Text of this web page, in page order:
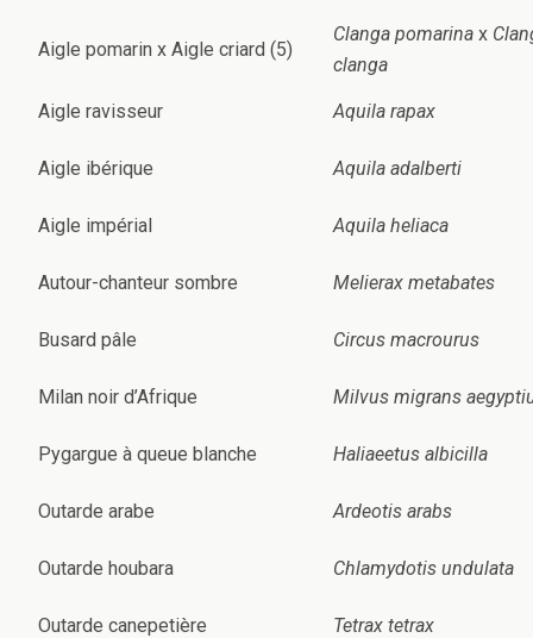
Aigle pomarin x Aigle criard (5)
Clanga pomarina x
clanga
Aigle ravisseur Aquila rapax
Aigle ibérique Aquila adalberti
Aigle impérial Aquila heliaca
Autour-chanteur sombre Melierax metabates
Busard pâle Circus macrourus
Milan noir d’Afrique Milvus migrans
Pygargue à queue blanche Haliaeetus albicilla
Outarde arabe Ardeotis arabs
Outarde houbara Chlamydotis undulata
Outarde canepetière Tetrax tetrax